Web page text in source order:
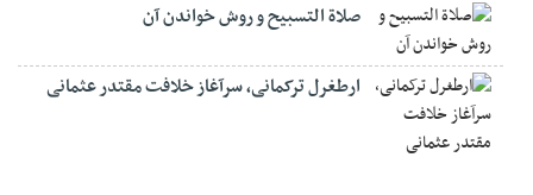
صلاة التسبيح و روش خواندن آن
ارطغرل ترکمانی، سرآغاز خلافت مقتدر عثمانی